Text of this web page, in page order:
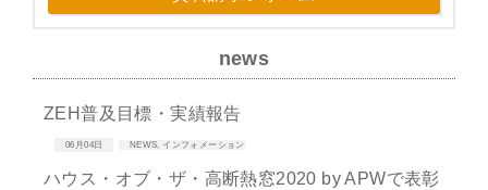
news
ZEH普及目標・実績報告
06月04日 NEWS, インフォメーション
ハウス・オブ・ザ・高断熱窓2020 by APWで表彰